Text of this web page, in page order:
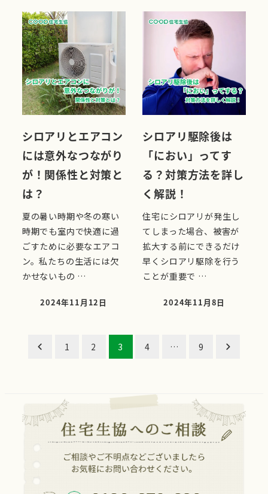
シロアリとエアコン
には意外なつながり
が！関係性と対策と
は？
夏の暑い時期や冬の寒い
時期でも室内で快適に過
ごすために必要なエアコ
ン。私たちの生活には欠
かせないもの …
投稿日
2024年11月12日
シロアリ駆除後は
「におい」ってす
る？対策方法を詳し
く解説！
住宅にシロアリが発生し
てしまった場合、被害が
拡大する前にできるだけ
早くシロアリ駆除を行う
ことが重要で …
投稿日
2024年11月8日
ペ
1 2 3 4 … 9